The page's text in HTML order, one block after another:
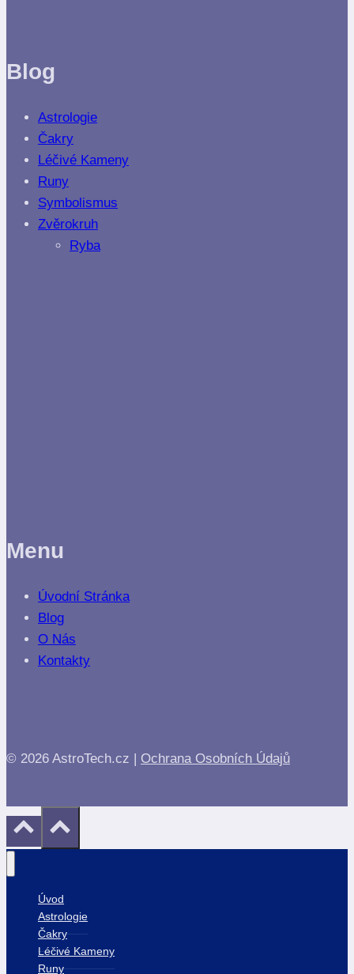
Blog
Astrologie
Čakry
Léčivé Kameny
Runy
Symbolismus
Zvěrokruh
Ryba
Menu
Úvodní Stránka
Blog
O Nás
Kontakty
© 2026 AstroTech.cz | Ochrana Osobních Údajů
Úvod
Astrologie
Čakry
Léčivé Kameny
Runy